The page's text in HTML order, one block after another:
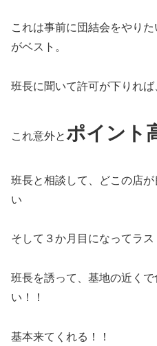
これは事前に団結会をやり
がベスト。
班長に聞いて許可が下りれば
これ意外とポイント
班長と相談して、どこの店
い
そして３か月目になってラ
班長を誘って、基地の近く
い！！
基本来てくれる！！